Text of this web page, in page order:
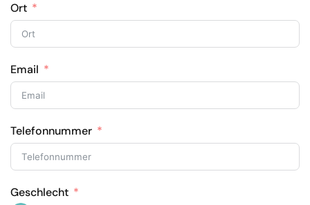
Ort
Email
Telefonnummer
Geschlecht